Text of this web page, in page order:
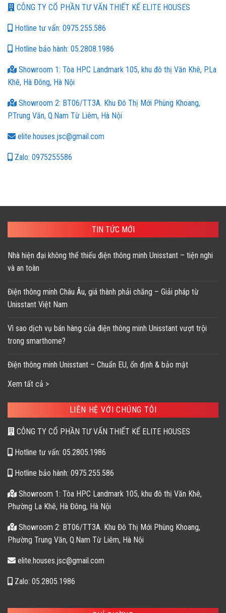
CÔNG TY CỔ PHẦN TƯ VẤN THIẾT KẾ ELITE HOUSES
Hotline tư vấn: 0975.255.586
Hotline bảo hành: 05.2808.1986
Showroom 1: Tòa HPC Landmark 105, khu đô thị Văn Khê, P.La
Khê, Hà Đông, Hà Nội
Showroom 2: BT06/TT3A. Khu Đô Thị Mới Phùng Khoang,
P.Trung Văn, Q.Nam Từ Liêm, Hà Nội
elite.houses.jsc@gmail.com
Zalo: 0975255586
TIN TỨC MỚI
Nhà hiện đại không thể thiếu điện thông minh Unisstant – tiện nghi
và an toàn
Điện thông minh Châu Âu, giá thành phải chăng – Giải pháp từ
Unisstant Việt Nam
Vì sao dịch vụ bán hàng của điện thông minh Unisstant vượt trội
trong smarthome?
Điện thông minh Unisstant – Chuẩn EU, ổn định & bảo mật
Xem tất cả >
LIÊN HỆ VỚI CHÚNG TÔI
CÔNG TY CỔ PHẦN TƯ VẤN THIẾT KẾ ELITE HOUSES
Hotline tư vấn: 05.2805.1986
Hotline bảo hành: 0975.255.586
Showroom 1: Tòa HPC Landmark 105, khu đô thị Văn Khê,
Phường La Khê, Hà Đông, Hà Nội
Showroom 2: BT06/TT3A. Khu Đô Thị Mới Phùng Khoang,
Phường Trung Văn, Q.Nam Từ Liêm, Hà Nội
elite.houses.jsc@gmail.com
Zalo: 05.2805.1986